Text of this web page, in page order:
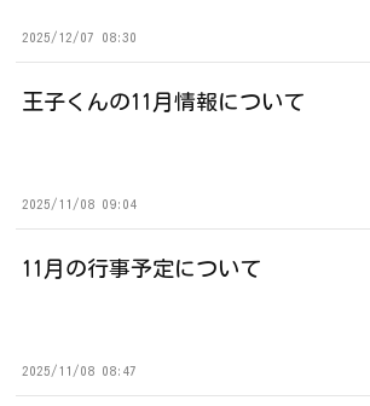
2025/12/07 08:30
王子くんの11月情報について
2025/11/08 09:04
11月の行事予定について
2025/11/08 08:47